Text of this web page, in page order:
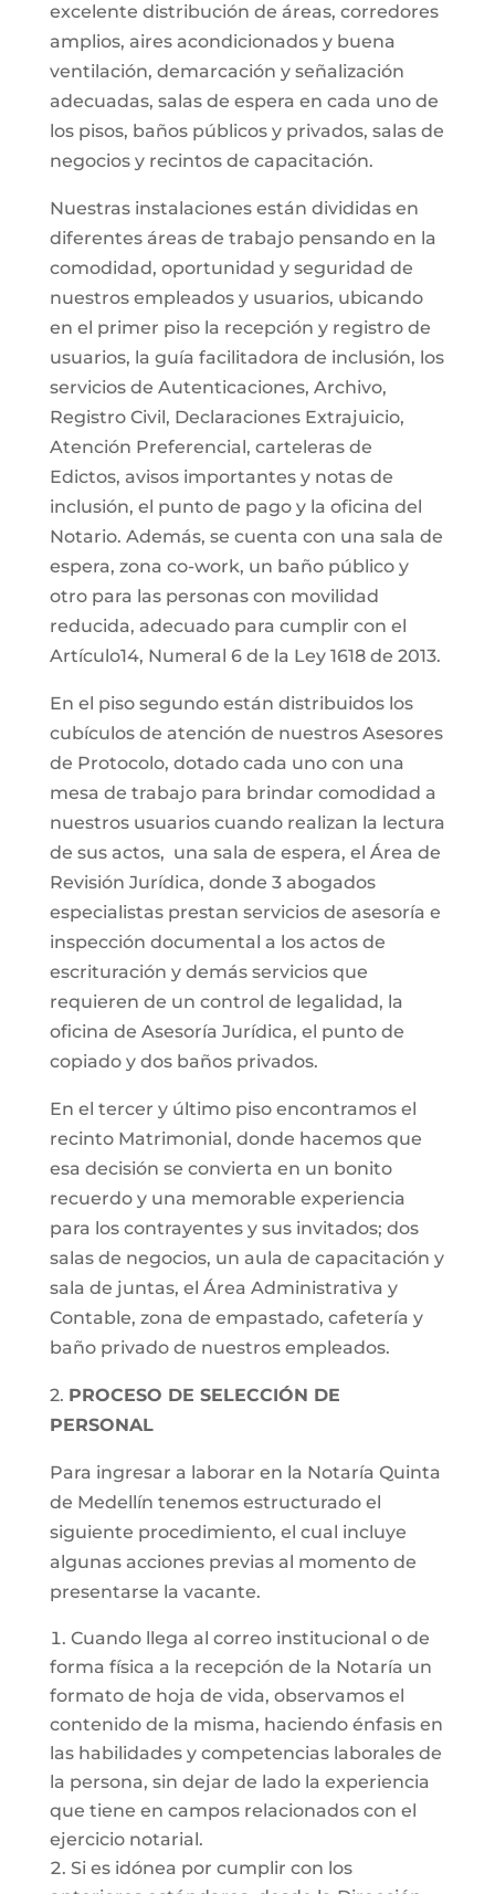
excelente distribución de áreas, corredores
amplios, aires acondicionados y buena
ventilación, demarcación y señalización
adecuadas, salas de espera en cada uno de
los pisos, baños públicos y privados, salas de
negocios y recintos de capacitación.
Nuestras instalaciones están divididas en
diferentes áreas de trabajo pensando en la
comodidad, oportunidad y seguridad de
nuestros empleados y usuarios, ubicando
en el primer piso la recepción y registro de
usuarios, la guía facilitadora de inclusión, los
servicios de Autenticaciones, Archivo,
Registro Civil, Declaraciones Extrajuicio,
Atención Preferencial, carteleras de
Edictos, avisos importantes y notas de
inclusión, el punto de pago y la oficina del
Notario. Además, se cuenta con una sala de
espera, zona co-work, un baño público y
otro para las personas con movilidad
reducida, adecuado para cumplir con el
Artículo14, Numeral 6 de la Ley 1618 de 2013.
En el piso segundo están distribuidos los
cubículos de atención de nuestros Asesores
de Protocolo, dotado cada uno con una
mesa de trabajo para brindar comodidad a
nuestros usuarios cuando realizan la lectura
de sus actos, una sala de espera, el Área de
Revisión Jurídica, donde 3 abogados
especialistas prestan servicios de asesoría e
inspección documental a los actos de
escrituración y demás servicios que
requieren de un control de legalidad, la
oficina de Asesoría Jurídica, el punto de
copiado y dos baños privados.
En el tercer y último piso encontramos el
recinto Matrimonial, donde hacemos que
esa decisión se convierta en un bonito
recuerdo y una memorable experiencia
para los contrayentes y sus invitados; dos
salas de negocios, un aula de capacitación y
sala de juntas, el Área Administrativa y
Contable, zona de empastado, cafetería y
baño privado de nuestros empleados.
2. PROCESO DE SELECCIÓN DE
PERSONAL
Para ingresar a laborar en la Notaría Quinta
de Medellín tenemos estructurado el
siguiente procedimiento, el cual incluye
algunas acciones previas al momento de
presentarse la vacante.
Cuando llega al correo institucional o de
forma física a la recepción de la Notaría un
formato de hoja de vida, observamos el
contenido de la misma, haciendo énfasis en
las habilidades y competencias laborales de
la persona, sin dejar de lado la experiencia
que tiene en campos relacionados con el
ejercicio notarial.
Si es idónea por cumplir con los